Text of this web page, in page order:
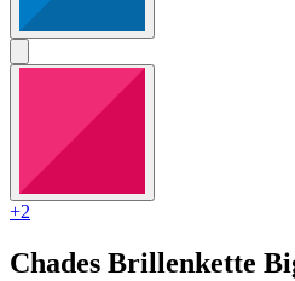
+2
Chades Brillenkette